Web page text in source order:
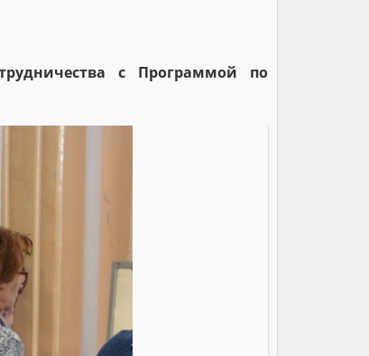
с Программой по